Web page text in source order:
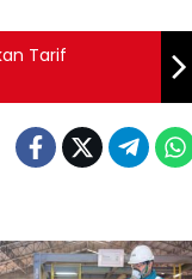
Tarif